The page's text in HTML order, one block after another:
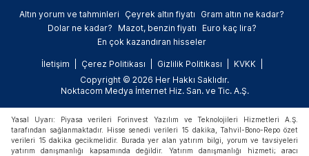
Altın yorum ve tahminleri Çeyrek altın fiyatı
Gram altın ne kadar?
Dolar ne kadar?
Mazot, benzin fiyatı
Euro kaç lira?
En çok kazandıran hisseler
İletişim Çerez Politikası Gizlilik Politikası
KVKK
Copyright © 2026 Her Hakkı Saklıdır.
Noktacom Medya İnternet Hiz. San. ve Tic. A.Ş.
Yasal Uyarı: Piyasa verileri Forinvest Yazılım ve Teknolojileri Hizmetleri A.Ş.
tarafından sağlanmaktadır. Hisse senedi verileri 15 dakika, Tahvil-Bono-Repo özet
verileri 15 dakika gecikmelidir. Burada yer alan yatırım bilgi, yorum ve tavsiyeleri
yatırım danışmanlığı kapsamında değildir. Yatırım danışmanlığı hizmeti; aracı